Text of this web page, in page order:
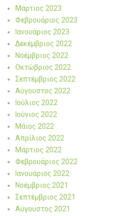
Μάρτιος 2023
Φεβρουάριος 2023
Ιανουάριος 2023
Δεκέμβριος 2022
Νοέμβριος 2022
Οκτώβριος 2022
Σεπτέμβριος 2022
Αύγουστος 2022
Ιούλιος 2022
Ιούνιος 2022
Μάιος 2022
Απρίλιος 2022
Μάρτιος 2022
Φεβρουάριος 2022
Ιανουάριος 2022
Νοέμβριος 2021
Σεπτέμβριος 2021
Αύγουστος 2021